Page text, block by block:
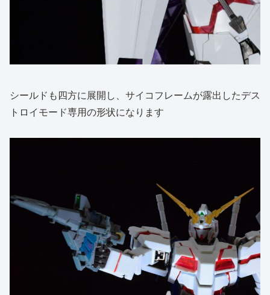
シールドも四方に展開し、サイコフレームが露出したデス
トロイモード専用の形状になります